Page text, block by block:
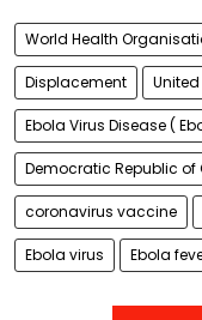
World Health
Displacement
Ebola Virus Disease (
Democratic Republic of
coronavirus vaccine
Ebola virus Ebola